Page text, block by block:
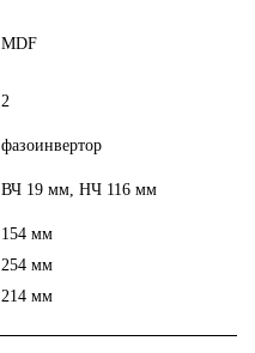
MDF
2
фазоинвертор
ВЧ 19 мм, НЧ 116 мм
154 мм
254 мм
214 мм